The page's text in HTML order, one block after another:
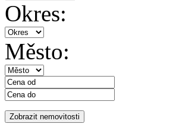
Okres:
Město: